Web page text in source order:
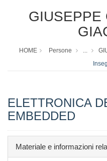
GIUSEPPE
HOME Persone ...
ELETTRONICA
EMBEDDED
Materiale e informazioni